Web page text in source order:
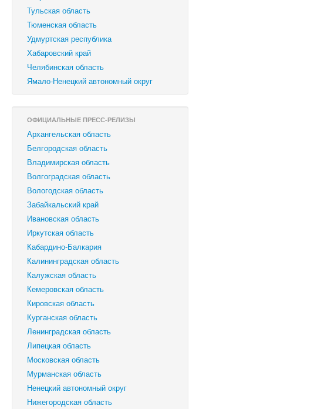
Тульская область
Тюменская область
Удмуртская республика
Хабаровский край
Челябинская область
Ямало-Ненецкий автономный округ
ОФИЦИАЛЬНЫЕ ПРЕСС-РЕЛИЗЫ
Архангельская область
Белгородская область
Владимирская область
Волгоградская область
Вологодская область
Забайкальский край
Ивановская область
Иркутская область
Кабардино-Балкария
Калининградская область
Калужская область
Кемеровская область
Кировская область
Курганская область
Ленинградская область
Липецкая область
Московская область
Мурманская область
Ненецкий автономный округ
Нижегородская область